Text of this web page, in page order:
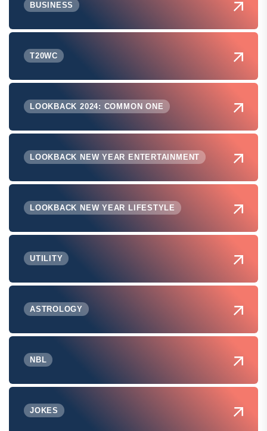
BUSINESS
T20WC
LOOKBACK 2024: COMMON ONE
LOOKBACK NEW YEAR ENTERTAINMENT
LOOKBACK NEW YEAR LIFESTYLE
UTILITY
ASTROLOGY
NBL
JOKES